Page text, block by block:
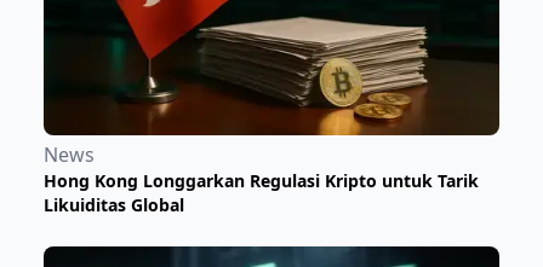
News
Hong Kong Longgarkan Regulasi Kripto untuk Tarik
Likuiditas Global